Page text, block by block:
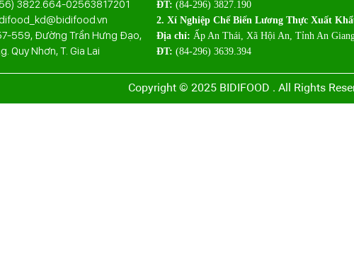
3822.664-02563817201
559, Đường Trần Hưng Đạo,
Quy Nhơn, T. Gia Lai
ĐT: (84-296) 3827.190
2. Xí Nghiệp Chế Biến Lương Thực Xuất
Địa chỉ: Ấp An Thái, Xã Hội An, Tỉnh An
ĐT: (84-296) 3639.394
Copyright © 2025 BIDIFOOD . All Rights